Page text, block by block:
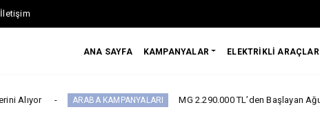
İletişim
ANA SAYFA KAMPANYALAR ELEKTRİKLİ
ARABA KAMPANYALARI MG 2.290.000 TL’den Başlayan Ağustos